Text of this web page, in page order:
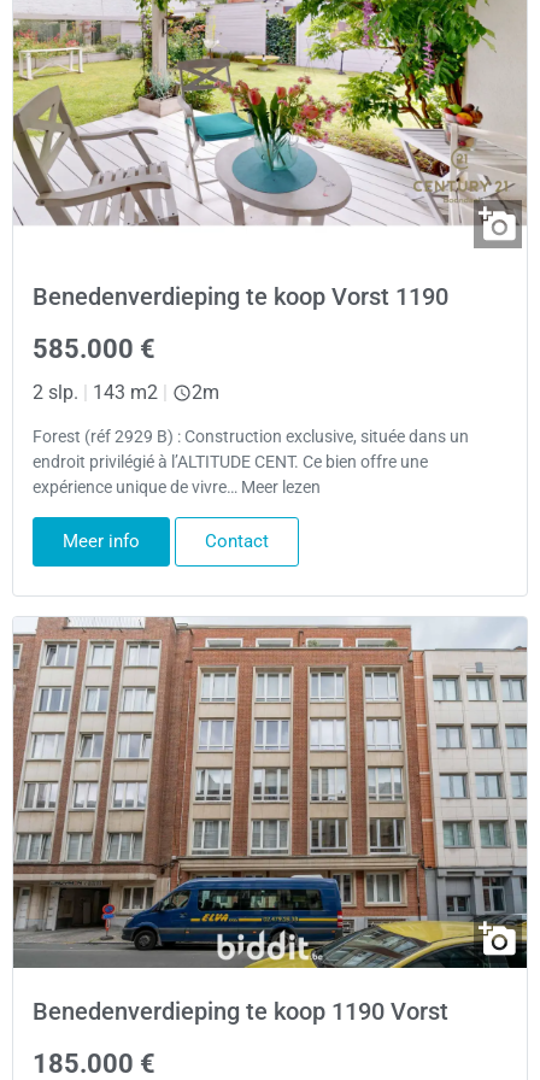
Benedenverdieping te koop Vorst 1190
585.000 €
2 slp. | 143 m2 | 2m
Forest (réf 2929 B) : Construction exclusive, située dans un
endroit privilégié à l’ALTITUDE CENT. Ce bien offre une
expérience unique de vivre… Meer lezen
Meer info Contact
Benedenverdieping te koop 1190 Vorst
185.000 €